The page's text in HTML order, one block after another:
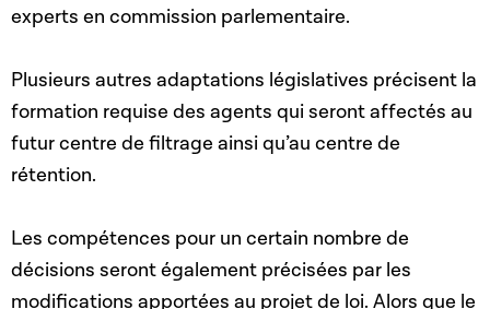
experts en commission parlementaire.
Plusieurs autres adaptations législatives précisent la
formation requise des agents qui seront affectés au
futur centre de filtrage ainsi qu’au centre de
rétention.
Les compétences pour un certain nombre de
décisions seront également précisées par les
modifications apportées au projet de loi. Alors que le